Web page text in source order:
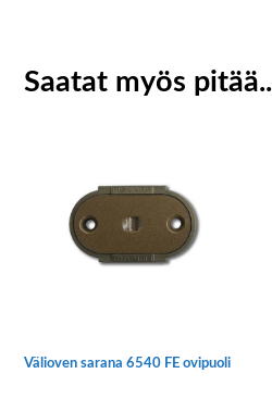
Saatat myös
Välioven sarana 6540 FE ovipuoli